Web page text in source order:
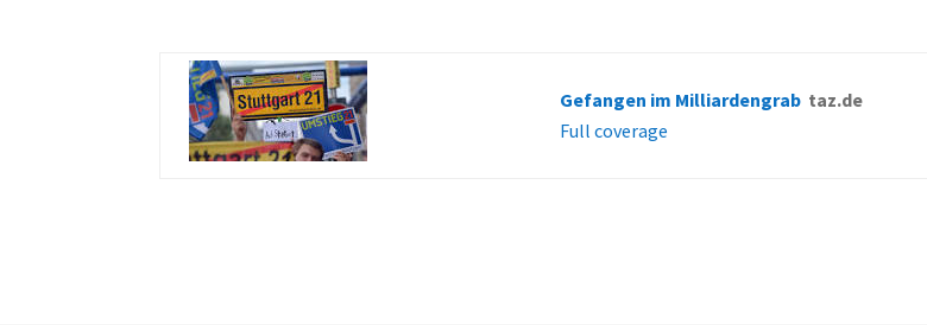
Gefangen im Milliardengrab taz.de
Full coverage